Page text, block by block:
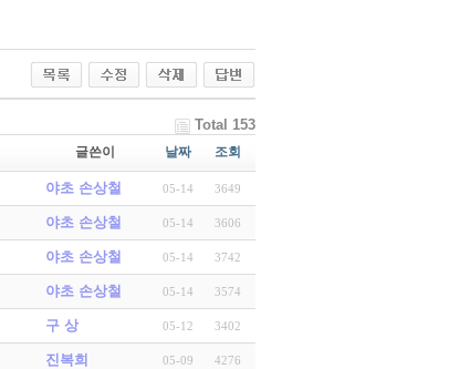
Total 153
글쓴이 날짜 조회
야초 손상철 05-14 3649
야초 손상철 05-14 3606
야초 손상철 05-14 3742
야초 손상철 05-14 3574
구 상 05-12 3402
진복희 05-09 4276